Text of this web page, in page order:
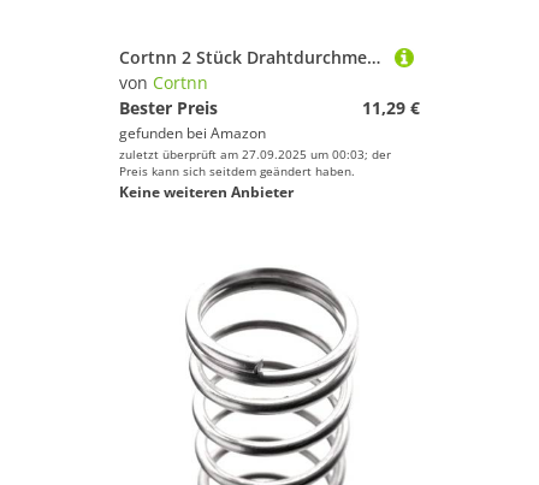
Cortnn 2 Stück Drahtdurchmesser 2,5 mm Außendurchmesser 34/35/36 mm Feder Y-Typ Druckfeder Federstahl Lange Druckfederlänge 20 mm bis 100 mm(100mm,35mm)
von Cortnn
Bester Preis
11,29 €
gefunden bei Amazon
zuletzt überprüft am 27.09.2025 um 00:03; der
Preis kann sich seitdem geändert haben.
Keine weiteren Anbieter